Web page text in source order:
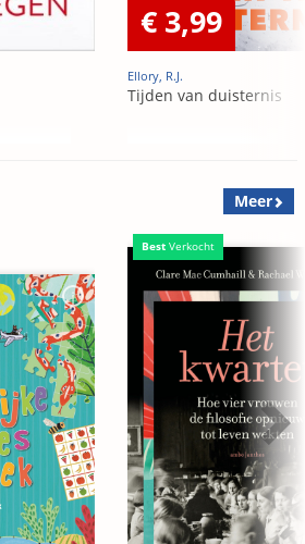
€ 3,99
Ellory, R.J.
Tijden van duisternis
Meer
Best Verkocht